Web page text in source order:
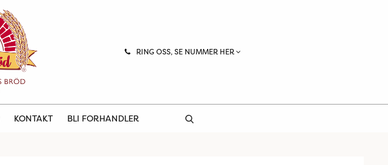
RING OSS, SE NUMMER HER
KONTAKT BLI FORHANDLER